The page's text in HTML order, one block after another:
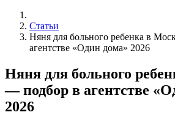
Статьи
Няня для больного ребенка в
агентстве «Один дома» 2026
Няня для больного
— подбор в агентстве
2026